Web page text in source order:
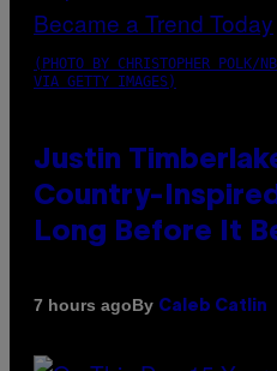
(PHOTO BY CHRISTOPHER POLK/
VIA GETTY IMAGES)
Justin
Country-
Long Before It
7 hours agoBy Caleb Catlin